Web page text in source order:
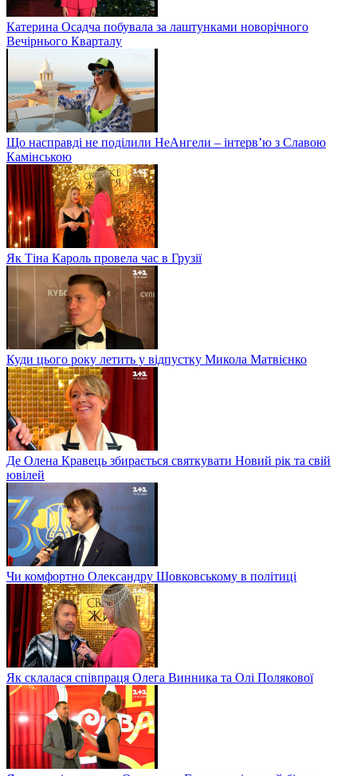
Катерина Осадча побувала за лаштунками новорічного
Вечірнього Кварталу
Що насправді не поділили НеАнгели – інтерв’ю з Славою
Камінською
Як Тіна Кароль провела час в Грузії
Куди цього року летить у відпустку Микола Матвієнко
Де Олена Кравець збирається святкувати Новий рік та свій
ювілей
Чи комфортно Олександру Шовковському в політиці
Як склалася співпраця Олега Винника та Олі Полякової